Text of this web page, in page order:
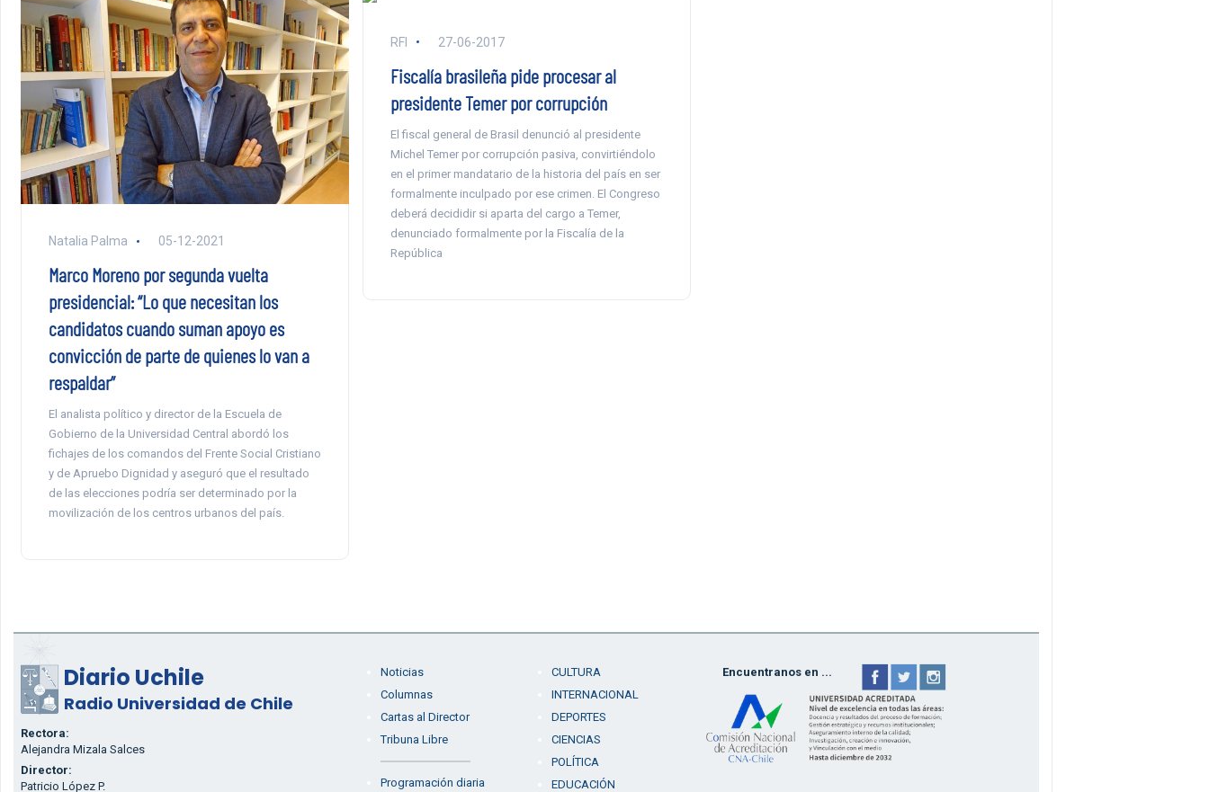
Natalia Palma 05-12-2021
Marco Moreno por segunda vuelta
presidencial: “Lo que necesitan los
candidatos cuando suman apoyo es
convicción de parte de quienes lo van a
respaldar”
El analista político y director de la Escuela de
Gobierno de la Universidad Central abordó los
fichajes de los comandos del Frente Social Cristiano
y de Apruebo Dignidad y aseguró que el resultado
de las elecciones podría ser determinado por la
movilización de los centros urbanos del país.
RFI 27-06-2017
Fiscalía brasileña pide procesar al
presidente Temer por corrupción
El fiscal general de Brasil denunció al presidente
Michel Temer por corrupción pasiva, convirtiéndolo
en el primer mandatario de la historia del país en ser
formalmente inculpado por ese crimen. El Congreso
deberá decididir si aparta del cargo a Temer,
denunciado formalmente por la Fiscalía de la
República
Diario Uchile
Radio Universidad de Chile
Rectora:
Alejandra Mizala Salces
Director:
Patricio López P.
Noticias
Columnas
Cartas al Director
Tribuna Libre
Programación diaria
CULTURA
INTERNACIONAL
DEPORTES
CIENCIAS
POLÍTICA
EDUCACIÓN
Encuentranos en ...